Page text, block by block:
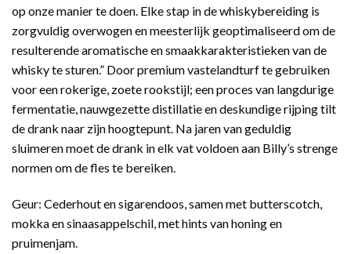
op onze manier te doen. Elke stap in de whiskybereiding is
zorgvuldig overwogen en meesterlijk geoptimaliseerd om de
resulterende aromatische en smaakkarakteristieken van de
whisky te sturen.” Door premium vastelandturf te gebruiken
voor een rokerige, zoete rookstijl; een proces van langdurige
fermentatie, nauwgezette distillatie en deskundige rijping tilt
de drank naar zijn hoogtepunt. Na jaren van geduldig
sluimeren moet de drank in elk vat voldoen aan Billy’s strenge
normen om de fles te bereiken.
Geur: Cederhout en sigarendoos, samen met butterscotch,
mokka en sinaasappelschil, met hints van honing en
pruimenjam.